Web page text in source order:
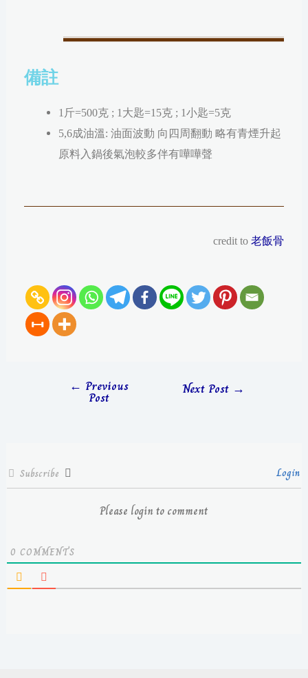
備註
1斤=500克 ; 1大匙=15克 ; 1小匙=5克
5,6成油溫: 油面波動 向四周翻動 略有青煙升起
原料入鍋後氣泡較多伴有嘩嘩聲
credit to 老飯骨
← Previous
Post Next Post →
Subscribe Login
Please login to comment
0 COMMENTS